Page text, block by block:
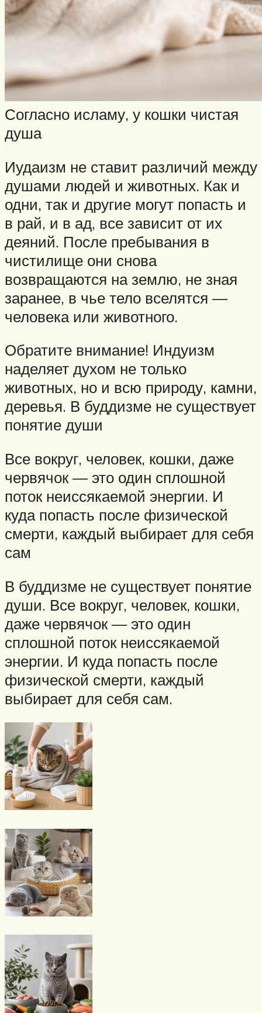
Согласно исламу, у кошки чистая
душа
Иудаизм не ставит различий между
душами людей и животных. Как и
одни, так и другие могут попасть и
в рай, и в ад, все зависит от их
деяний. После пребывания в
чистилище они снова
возвращаются на землю, не зная
заранее, в чье тело вселятся —
человека или животного.
Обратите внимание! Индуизм
наделяет духом не только
животных, но и всю природу, камни,
деревья. В буддизме не существует
понятие души
Все вокруг, человек, кошки, даже
червячок — это один сплошной
поток неиссякаемой энергии. И
куда попасть после физической
смерти, каждый выбирает для себя
сам
В буддизме не существует понятие
души. Все вокруг, человек, кошки,
даже червячок — это один
сплошной поток неиссякаемой
энергии. И куда попасть после
физической смерти, каждый
выбирает для себя сам.